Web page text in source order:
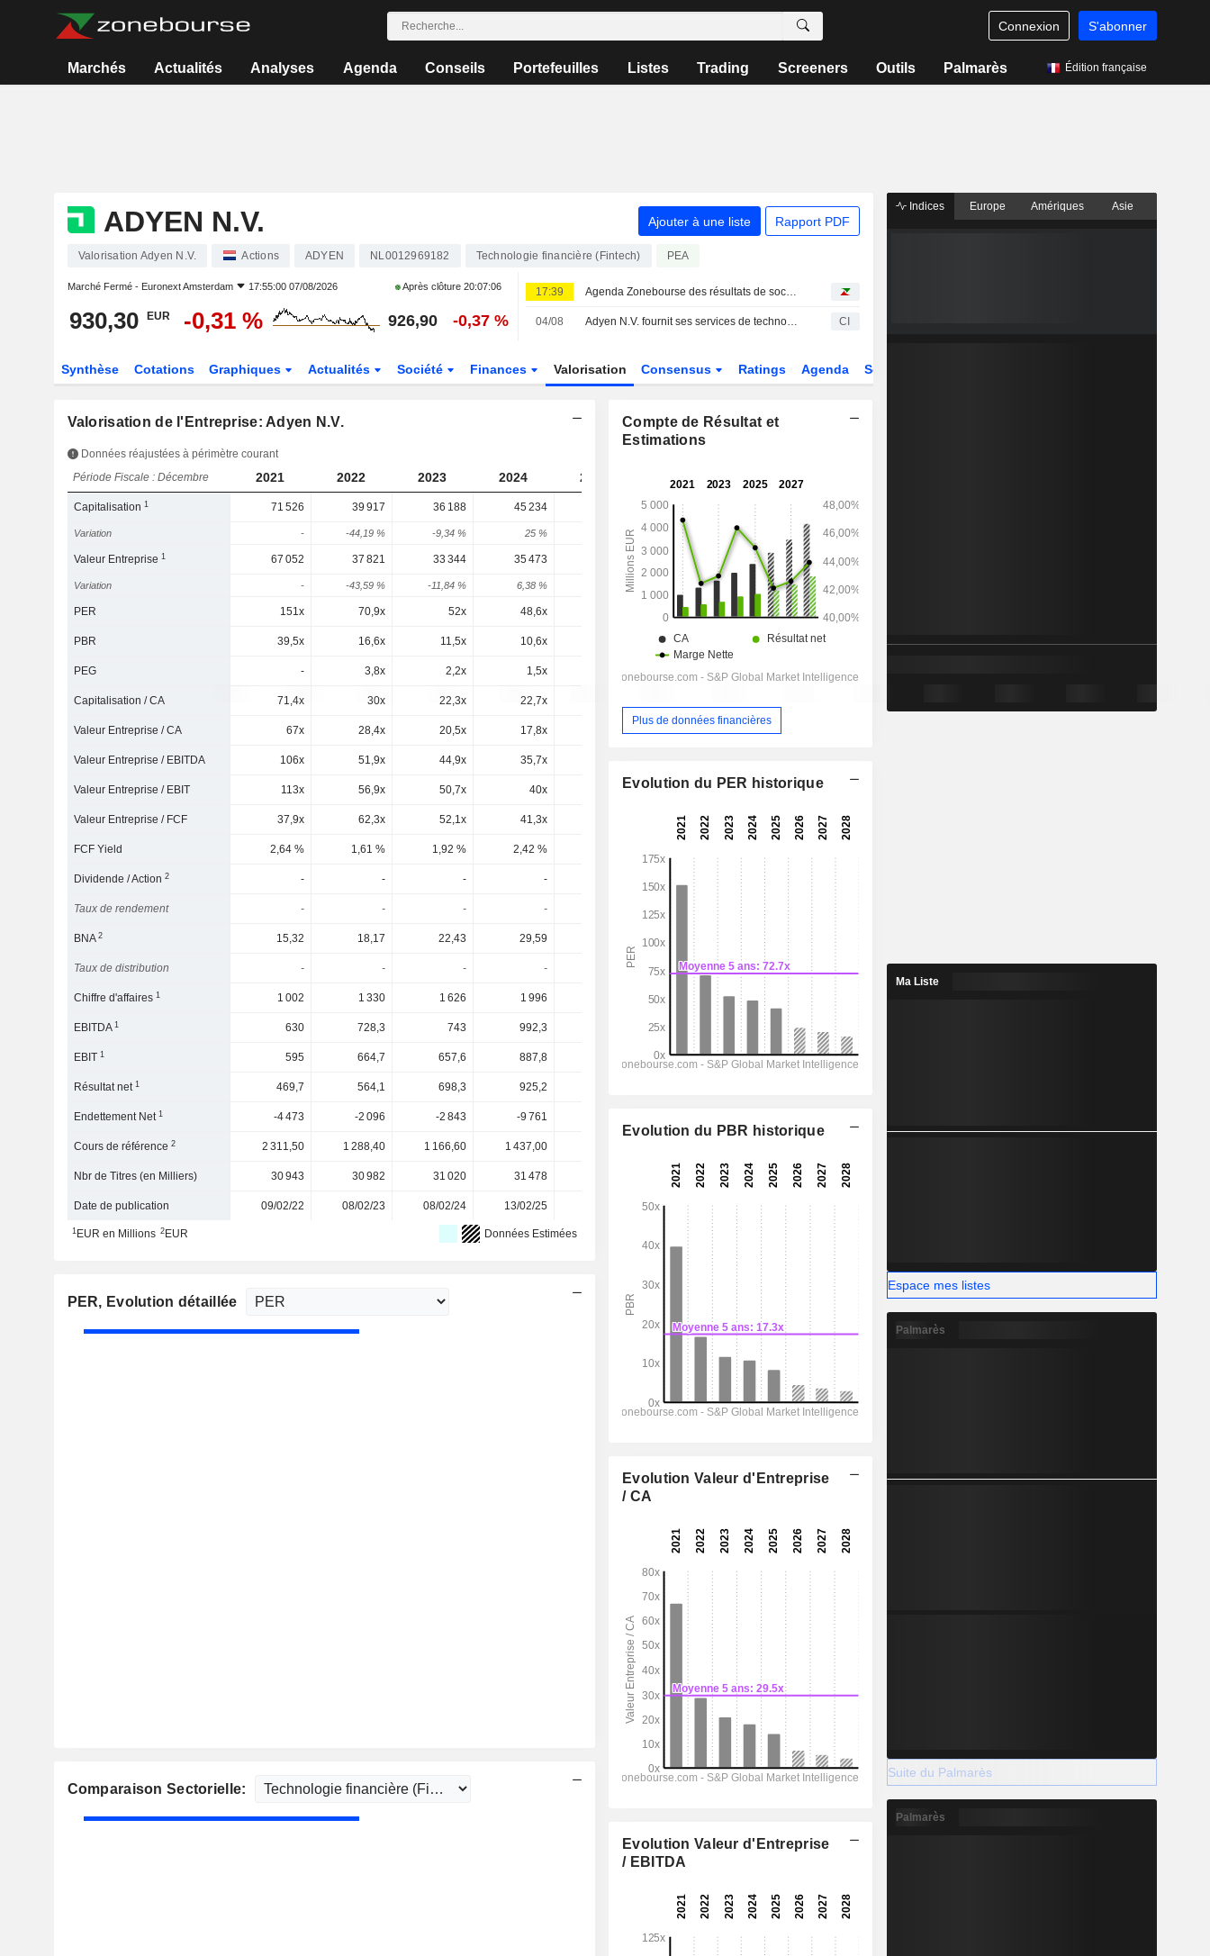
Connexion S'abonner
Marchés Actualités Analyses Agenda Conseils Portefeuilles Listes Trading Screeners Outils Palmarès Édition française
ADYEN N.V. Ajouter à une liste Rapport PDF
Valorisation Adyen N.V. Actions ADYEN NL0012969182 Technologie financière (Fintech) PEA
Marché Fermé - Euronext Amsterdam 17:55:00 07/08/2026 Après clôture 20:07:06
930,30 EUR -0,31 % 926,90 -0,37 %
17:39 Agenda Zonebourse des résultats de sociétés : semaine du 10 au 14 août 2026
04/08 Adyen N.V. fournit ses services de technologie de paiement à LillyDirect CI
Synthèse Cotations Graphiques Actualités Société Finances Valorisation Consensus Ratings Agenda Secteur
Valorisation de l'Entreprise: Adyen N.V.
Données réajustées à périmètre courant
Période Fiscale : Décembre
2021 2022 2023 2024 2025 2026 2027
Capitalisation1 71 526 39 917 36 188 45 234 29 458
Variation - -44,19 % -9,34 % 25 % -4,22 % -32 %
Valeur Entreprise1 67 052 37 821 33 344 35 473 32 526 20 396 18 539 16 326
Variation - -43,59 % -11,84 % 6,38 % -8,31 % -37,29 % -9,1 % -11,94 %
PER 151x 70,9x 52x 48,6x 24,5x 20,1x 16,4x
PBR 39,5x 16,6x 11,5x 10,6x 4,49x 3,65x
PEG - 3,8x 2,2x 1,5x 1,8x 0,9x
Capitalisation / CA 71,4x 30x 22,3x 22,7x
Valeur Entreprise / CA 67x 28,4x 20,5x 17,8x 13,8x 7,14x 5,36x
Valeur Entreprise / EBITDA 106x 51,9x 44,9x 35,7x
Valeur Entreprise / EBIT 113x 56,9x 50,7x 40x 29,3x 15,3x 11,1x
Valeur Entreprise / FCF 37,9x 62,3x 52,1x 41,3x 15,2x 11,2x 8,88x
FCF Yield 2,64 % 1,61 % 1,92 % 2,42 %
Dividende / Action2 - - - - -
Taux de rendement - - - - -
BNA2 15,32 18,17 22,43 29,59 38,11 46,33
Taux de distribution - - - - - - -
Chiffre d'affaires1 1 002 1 330 1 626 1 996 2 858 3 461
EBITDA1 630 728,3 743 992,3 1 490 1 847
EBIT1 595 664,7 657,6 887,8 1 331 1 668 2 087
Résultat net1 469,7 564,1 698,3 925,2
Endettement Net1 -4 473 -2 096 -2 843 -9 761
Cours de référence2 2 311,50 1 288,40 1 166,60 1 437,00
Nbr de Titres (en Milliers) 30 943 30 982 31 020 31 478 31 567
Date de publication 09/02/22 08/02/23 08/02/24 13/02/25
1EUR en Millions 2EUR Données Estimées
PER, Evolution détaillée
Comparaison Sectorielle:
Compte de Résultat et
Estimations
Plus de données financières
Evolution du PER historique
Evolution du PBR historique
Evolution Valeur d'Entreprise
/ CA
Evolution Valeur d'Entreprise
/ EBITDA
Indices Europe Amériques Asie
Ma Liste
Espace mes listes
Palmarès
Suite du Palmarès
Palmarès